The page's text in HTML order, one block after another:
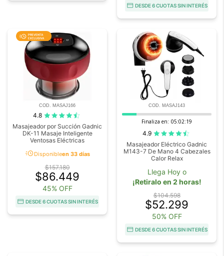
DESDE 6 CUOTAS SIN INTERÉS
COD. MASAJ166
4.8
Masajeador por Succión Gadnic
DK-11 Masaje Inteligente
Ventosas Eléctricas
acuteDisponibleen 33 días
$157.180
$86.449
45% OFF
DESDE 6 CUOTAS SIN INTERÉS
COD. MASAJ143
Finaliza en: 05:02:18
4.9
Masajeador Eléctrico Gadnic
M143-7 De Mano 4 Cabezales
Calor Relax
Llega Hoy o
¡Retiralo en 2 horas!
$104.598
$52.299
50% OFF
DESDE 6 CUOTAS SIN INTERÉS